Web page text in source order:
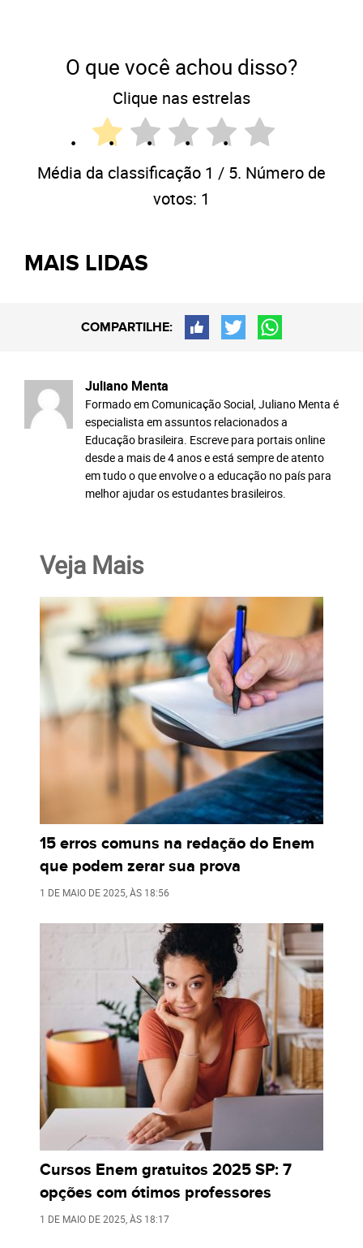
O que você achou disso?
Clique nas estrelas
Média da classificação 1 / 5. Número de
votos: 1
MAIS LIDAS
COMPARTILHE:
Juliano Menta
Formado em Comunicação Social, Juliano Menta é
especialista em assuntos relacionados a
Educação brasileira. Escreve para portais online
desde a mais de 4 anos e está sempre de atento
em tudo o que envolve o a educação no país para
melhor ajudar os estudantes brasileiros.
Veja Mais
15 erros comuns na redação do Enem
que podem zerar sua prova
1 DE MAIO DE 2025 , ÀS 18:56
Cursos Enem gratuitos 2025 SP: 7
opções com ótimos professores
1 DE MAIO DE 2025 , ÀS 18:17